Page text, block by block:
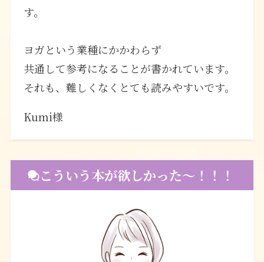
す。
ヨガという業種にかかわらず
共通して参考になることが書かれています。
それも、難しくなくとても読みやすいです。
Kumi様
こういう本が欲しかった〜！！！